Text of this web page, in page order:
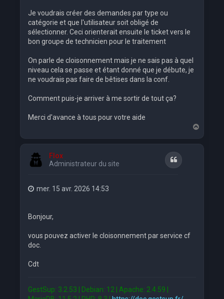
Je voudrais créer des demandes par type ou
catégorie et que l'utilisateur soit obligé de
sélectionner. Ceci orienterait ensuite le ticket vers le
bon groupe de technicien pour le traitement
On parle de cloisonnement mais je ne sais pas à quel
niveau cela se passe et étant donné que je débute, je
ne voudrais pas faire de bêtises dans la conf.
Comment puis-je arriver à me sortir de tout ça?
Merci d'avance à tous pour votre aide
a
u
Flox
Administrateur du site
Citation
mer. 15 avr. 2026 14:53
Bonjour,
vous pouvez activer le cloisonnement par service cf
doc.
Cdt
GestSup: 3.2.53 | Debian: 12 | Apache: 2.4.59 |